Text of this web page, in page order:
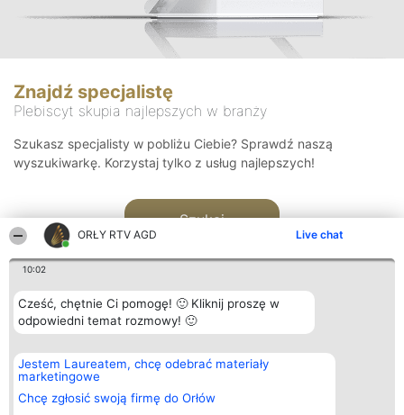
ORŁY RTV AGD Live chat
10:02
Cześć, chętnie Ci pomogę! 🙂 Kliknij proszę w
odpowiedni temat rozmowy! 🙂
Jestem Laureatem, chcę odebrać materiały
marketingowe
Chcę zgłosić swoją firmę do Orłów
Znajdź specjalistę
Plebiscyt skupia najlepszych w branży
Szukasz specjalisty w pobliżu Ciebie? Sprawdź naszą
wyszukiwarkę. Korzystaj tylko z usług najlepszych!
Szukaj
Organizator plebiscytu
Bright Side Solutions sp. z o.
o. sp. k.
ul. Ruska 22
Wrocław 50-079
Plebiscyt
Laureaci
wszystkich
Laureatów
Kontakt
Kontakt